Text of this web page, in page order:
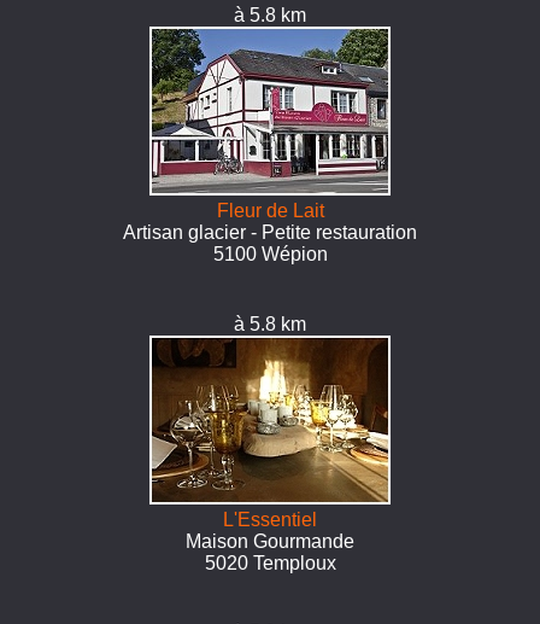
à 5.8 km
Fleur de Lait
Artisan glacier - Petite restauration
5100 Wépion
à 5.8 km
L'Essentiel
Maison Gourmande
5020 Temploux